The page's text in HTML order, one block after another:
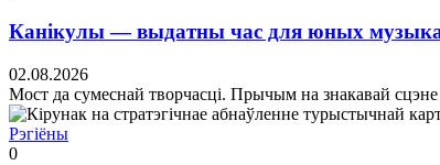
Канікулы — выдатны час для юных
02.08.2026
Мост да сумеснай творчасці. Прычым на знакавай сцэне
Рэгіёны
0